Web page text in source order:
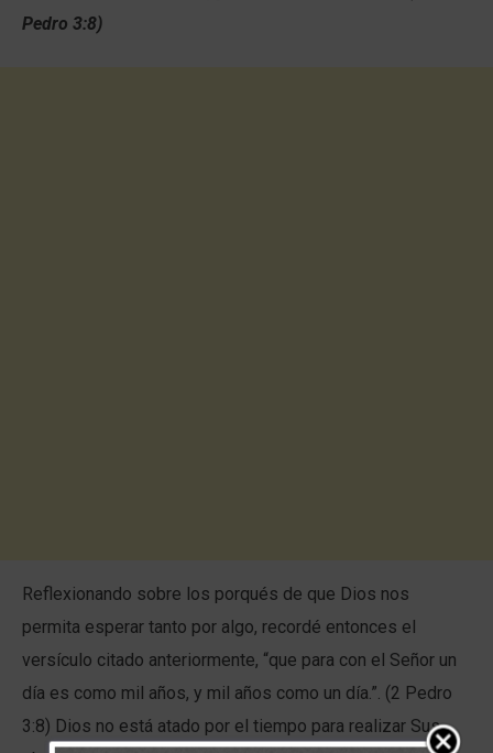
Pedro 3:8)
Reflexionando sobre los porqués de que Dios nos
permita esperar tanto por algo, recordé entonces el
versículo citado anteriormente, “que para con el Señor un
día es como mil años, y mil años como un día.”. (2 Pedro
3:8) Dios no está atado por el tiempo para realizar Sus